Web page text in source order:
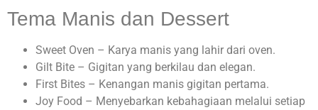
Tema Manis dan Dessert
Sweet Oven – Karya manis yang lahir dari oven.
Gilt Bite – Gigitan yang berkilau dan elegan.
First Bites – Kenangan manis gigitan pertama.
Joy Food – Menyebarkan kebahagiaan melalui setiap